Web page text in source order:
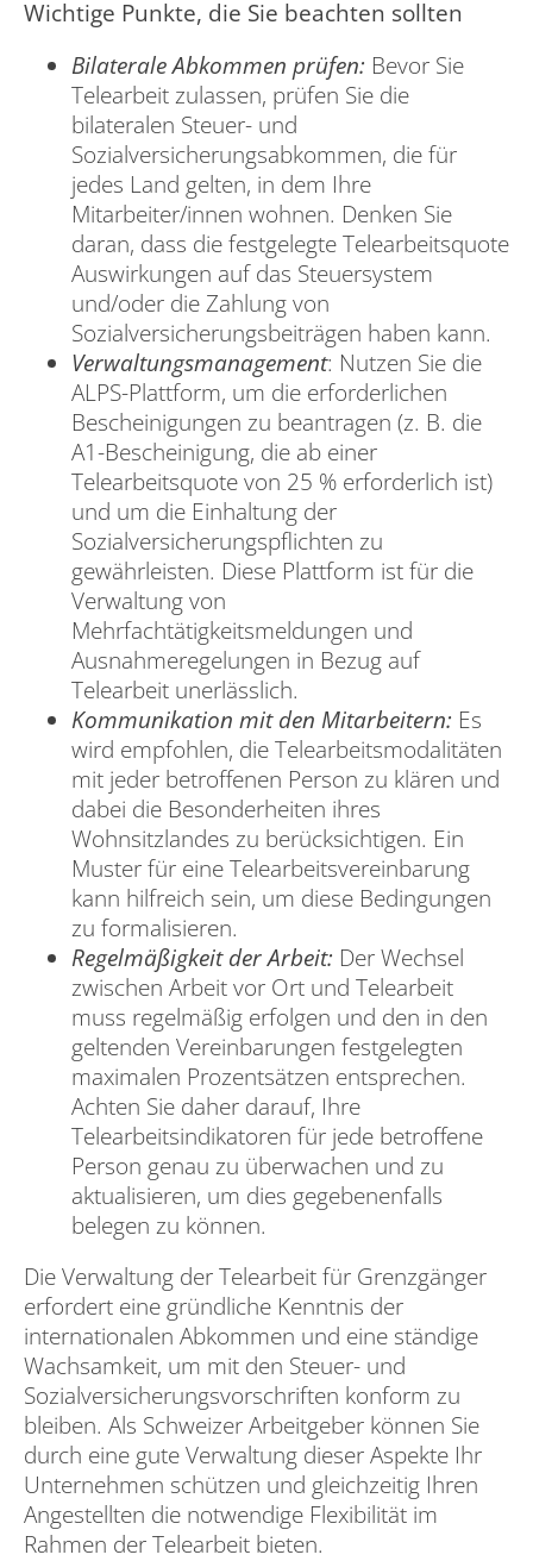
Wichtige Punkte, die Sie beachten sollten
Bilaterale Abkommen prüfen: Bevor Sie
Telearbeit zulassen, prüfen Sie die
bilateralen Steuer- und
Sozialversicherungsabkommen, die für
jedes Land gelten, in dem Ihre
Mitarbeiter/innen wohnen. Denken Sie
daran, dass die festgelegte Telearbeitsquote
Auswirkungen auf das Steuersystem
und/oder die Zahlung von
Sozialversicherungsbeiträgen haben kann.
Verwaltungsmanagement: Nutzen Sie die
ALPS-Plattform, um die erforderlichen
Bescheinigungen zu beantragen (z. B. die
A1-Bescheinigung, die ab einer
Telearbeitsquote von 25 % erforderlich ist)
und um die Einhaltung der
Sozialversicherungspflichten zu
gewährleisten. Diese Plattform ist für die
Verwaltung von
Mehrfachtätigkeitsmeldungen und
Ausnahmeregelungen in Bezug auf
Telearbeit unerlässlich.
Kommunikation mit den Mitarbeitern: Es
wird empfohlen, die Telearbeitsmodalitäten
mit jeder betroffenen Person zu klären und
dabei die Besonderheiten ihres
Wohnsitzlandes zu berücksichtigen. Ein
Muster für eine Telearbeitsvereinbarung
kann hilfreich sein, um diese Bedingungen
zu formalisieren.
Regelmäßigkeit der Arbeit: Der Wechsel
zwischen Arbeit vor Ort und Telearbeit
muss regelmäßig erfolgen und den in den
geltenden Vereinbarungen festgelegten
maximalen Prozentsätzen entsprechen.
Achten Sie daher darauf, Ihre
Telearbeitsindikatoren für jede betroffene
Person genau zu überwachen und zu
aktualisieren, um dies gegebenenfalls
belegen zu können.
Die Verwaltung der Telearbeit für Grenzgänger
erfordert eine gründliche Kenntnis der
internationalen Abkommen und eine ständige
Wachsamkeit, um mit den Steuer- und
Sozialversicherungsvorschriften konform zu
bleiben. Als Schweizer Arbeitgeber können Sie
durch eine gute Verwaltung dieser Aspekte Ihr
Unternehmen schützen und gleichzeitig Ihren
Angestellten die notwendige Flexibilität im
Rahmen der Telearbeit bieten.